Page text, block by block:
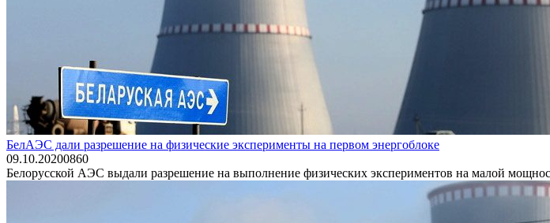
БелАЭС дали разрешение на физические эксперименты на первом энергоблоке
09.10.20200860
Белорусской АЭС выдали разрешение на выполнение физических экспериментов на малой